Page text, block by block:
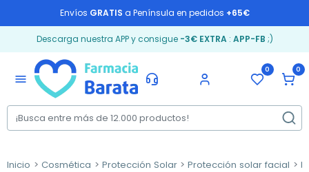
Envíos GRATIS a Península en pedidos +65€
Descarga nuestra APP y consigue -3€ EXTRA: APP-FB ;)
menu
0 0
Inicio Cosmética Protección Solar Protección solar facial